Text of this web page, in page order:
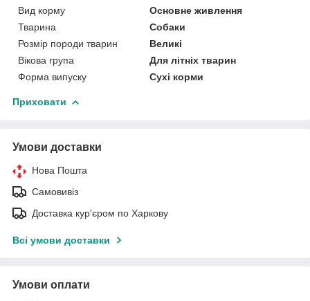
Вид корму
Основне живлення
Тварина
Собаки
Розмір породи тварин
Великі
Вікова група
Для літніх тварин
Форма випуску
Сухі корми
Приховати
Умови доставки
Нова Пошта
Самовивіз
Доставка кур'єром по Харкову
Всі умови доставки
Умови оплати